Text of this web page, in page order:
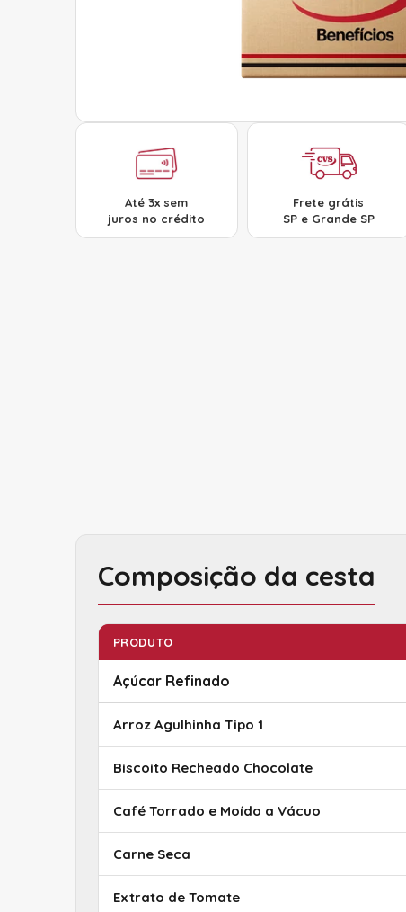
Até 3x sem
juros no crédito
Frete grátis
SP e Grande SP
Composição da cesta
PRODUTO
Açúcar Refinado
Arroz Agulhinha Tipo 1
Biscoito Recheado Chocolate
Café Torrado e Moído a Vácuo
Carne Seca
Extrato de Tomate